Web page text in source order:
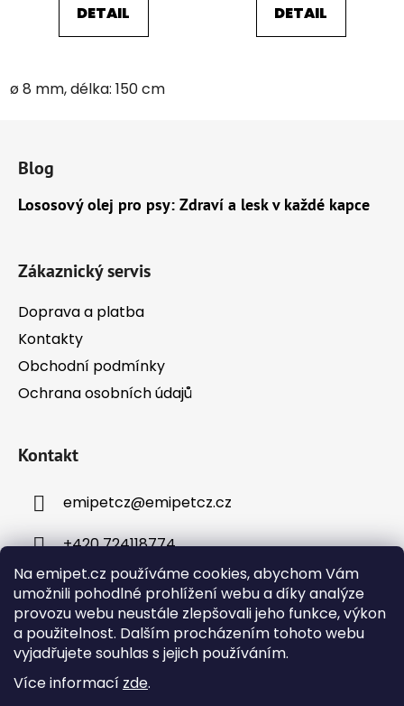
Na emipet.cz používáme cookies, abychom Vám
umožnili pohodlné prohlížení webu a díky analýze
provozu webu neustále zlepšovali jeho funkce, výkon
a použitelnost. Dalším procházením tohoto webu
vyjadřujete souhlas s jejich používáním.
Více informací zde.
DETAIL
ø 8 mm, délka: 150 cm
DETAIL
Blog
Lososový olej pro psy: Zdraví a lesk v každé kapce
Zákaznický servis
Doprava a platba
Kontakty
Obchodní podmínky
Ochrana osobních údajů
Kontakt
emipetcz@emipetcz.cz
+420 724118774
Instagram